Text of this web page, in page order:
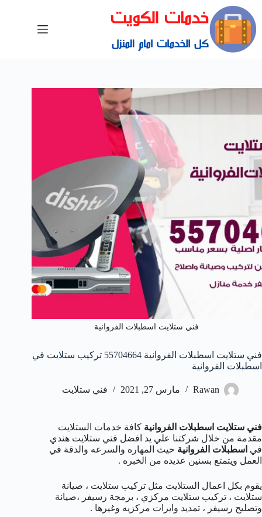
فني ستلايت اسطبلات الفروانية
فني ستلايت اسطبلات الفروانية 55704664 تركيب ستلايت في
اسطبلات الفروانية
Rawan مارس 27, 2021 فني ستلايت
فني ستلايت اسطبلات الفروانية كافة خدمات الستلايت
مقدمة من خلال شركتنا علي يد افضل فني ستلايت هندي
في اسطبلات الفروانية حيث المهاره والسرعه والدقة في
العمل ويتمتع بسنين عديده من الخبره .
يقوم بكل اعمال الستلايت مثل تركيب ستلايت ، صيانة
ستلايت ، تركيب ستلايت مركزي ، برمجة رسيفر ،صيانة
وتصليح رسيفر ، تمديد وايرات مركزيه وغيرها .